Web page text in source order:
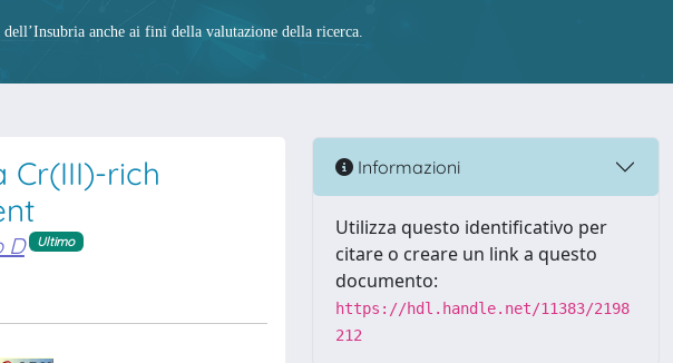
anche ai fini della valutazione della ricerca.
Cr(III)-rich
D Ultimo
Informazioni
Utilizza questo identificativo per
citare o creare un link a questo
documento:
https://hdl.handle.net/11383/2198
212